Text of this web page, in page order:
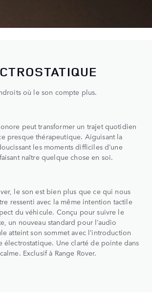
où le son compte plus.
peut transformer un trajet quotidien
presque thérapeutique. Aiguisant la
les moments difficiles d’une
naître quelque chose en soi.
le son est bien plus que ce qui nous
ressenti avec la même intention tactile
du véhicule. Conçu pour suivre le
un nouveau standard pour l’audio
atteint son sommet avec l’introduction
électrostatique. Une clarté de pointe dans
Exclusif à Range Rover.